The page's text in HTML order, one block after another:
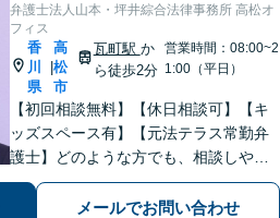
弁護士法人山本・坪井綜合法律事務所 高松オ
フィス
香
川
県
高
松
市
瓦町駅 か
ら徒歩2分
営業時間：08:00~2
1:00（平日）
【初回相談無料】【休日相談可】【キ
ッズスペース有】【元法テラス常勤弁
護士】どのような方でも、相談しやす
い環境を整えています。依頼者様に寄
り添った対応を心がけています。【離
メールでお問い合わせ